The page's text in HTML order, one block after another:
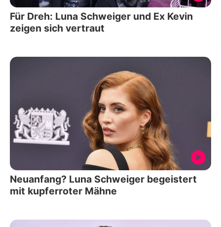
Für Dreh: Luna Schweiger und Ex Kevin
zeigen sich vertraut
Neuanfang? Luna Schweiger begeistert
mit kupferroter Mähne